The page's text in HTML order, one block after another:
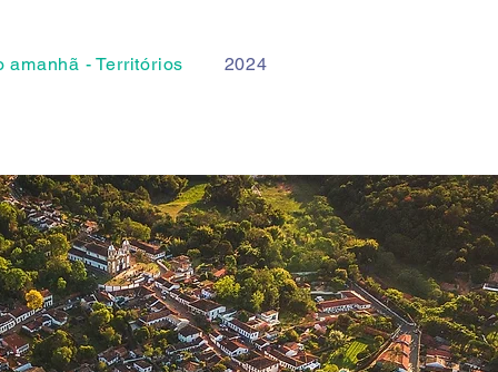
amanhã - Territórios 2024